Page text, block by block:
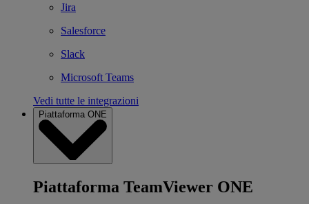
Jira
Salesforce
Slack
Microsoft Teams
Vedi tutte le integrazioni
Piattaforma ONE
Piattaforma TeamViewer ONE